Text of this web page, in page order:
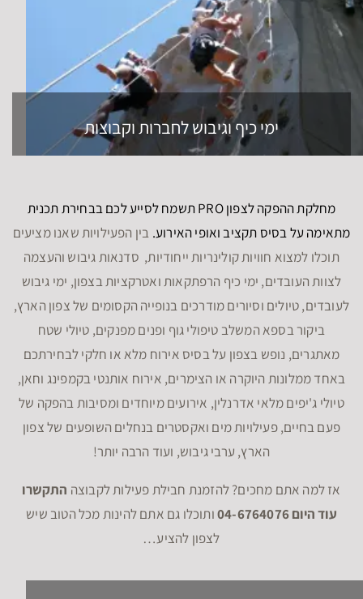
ימי כיף וגיבוש לחברות וקבוצות
מחלקת ההפקה לצפון PRO תשמח לסייע לכם בבחירת תכנית
מתאימה על בסיס תקציב ואופי האירוע. בין הפעילויות שאנו מציעים
תוכלו למצוא חוויות קולינריות ייחודיות, סדנאות גיבוש והעצמה
לצוות העובדים, ימי כיף הרפתקאות ואטרקציות בצפון, ימי גיבוש
לעובדים, טיולים וסיורים מודרכים בנופייה הקסומים של צפון הארץ,
ביקור בספא המשלב טיפולי גוף ופנים מפנקים, טיולי שטח
מאתגרים, נופש בצפון על בסיס אירוח מלא או חלקי לבחירתכם
באחד ממלונות היוקרה או הצימרים, אירוח אותנטי בקמפינג וחאן,
טיולי ג'יפים מלאי אדרנלין, אירועים מיוחדים ומסיבות בהפקה של
פעם בחיים, פעילויות מים ואקסטרים בנחלים השופעים של צפון
הארץ, ערבי גיבוש, ועוד הרבה יותר!
אז למה אתם מחכים? להזמנת חבילת פעילות לקבוצה התקשרו
עוד היום 04-6764076
ותוכלו גם אתם להינות מכל הטוב שיש
לצפון להציע…